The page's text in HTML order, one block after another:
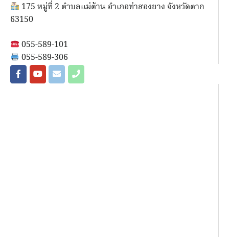
175 หมู่ที่ 2 ตำบลแม่ต้าน อำเภอท่าสองยาง จังหวัดตาก
63150
055-589-101
055-589-306